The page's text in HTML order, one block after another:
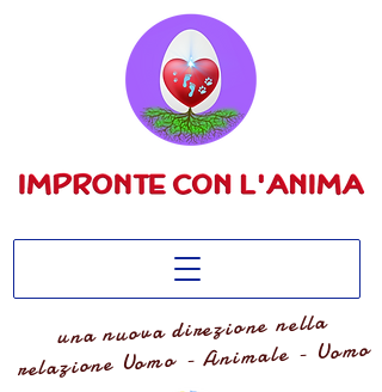
una nuova direzione nella
relazione Uomo - Animale - Uomo